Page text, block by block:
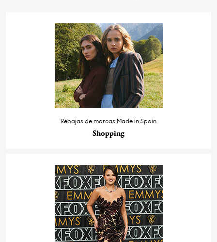
Rebajas de marcas Made in Spain
Shopping